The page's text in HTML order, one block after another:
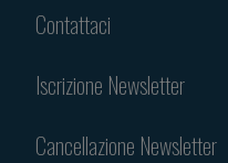
Contattaci
Iscrizione Newsletter
Cancellazione Newsletter